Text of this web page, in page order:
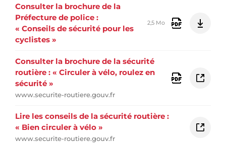
Consulter la brochure de la
Préfecture de police :
« Conseils de sécurité pour les
cyclistes »
2,5 Mo
Consulter la brochure de la sécurité
routière : « Circuler à vélo, roulez en
sécurité »
www.securite-routiere.gouv.fr
Lire les conseils de la sécurité routière :
« Bien circuler à vélo »
www.securite-routiere.gouv.fr